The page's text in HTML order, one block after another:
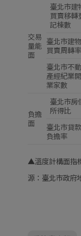
交易
量能
面
臺北市建
買賣移轉
記棟數
臺北市建物
買賣周轉率
臺北市不動
產經紀業開
業家數
負擔
面
臺北市房
所得比
臺北市貸款
負擔率
▲溫度計構面指
源 ： 臺北市政府